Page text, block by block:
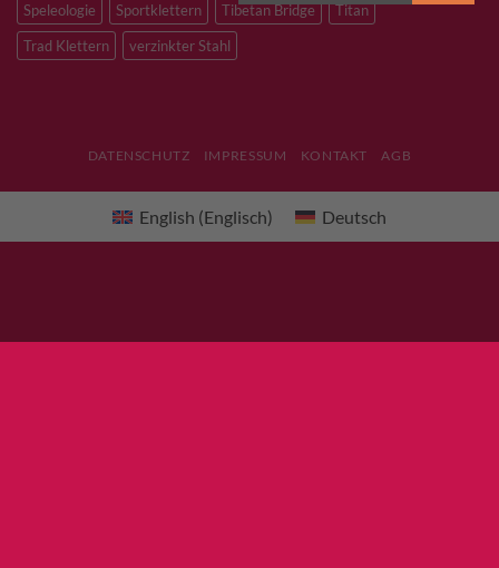
Speleologie
Sportklettern Tibetan Bridge
Titan
Trad Klettern
verzinkter Stahl
DATENSCHUTZ IMPRESSUM KONTAKT AGB
English (Englisch) Deutsch